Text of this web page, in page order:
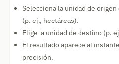
Selecciona la unidad de
(p. ej., hectáreas).
Elige la unidad de destino (p.
El resultado aparece al
precisión.